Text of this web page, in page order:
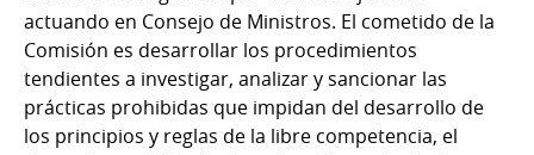
actuando en Consejo de Ministros. El cometido de la
Comisión es desarrollar los procedimientos
tendientes a investigar, analizar y sancionar las
prácticas prohibidas que impidan del desarrollo de
los principios y reglas de la libre competencia, el